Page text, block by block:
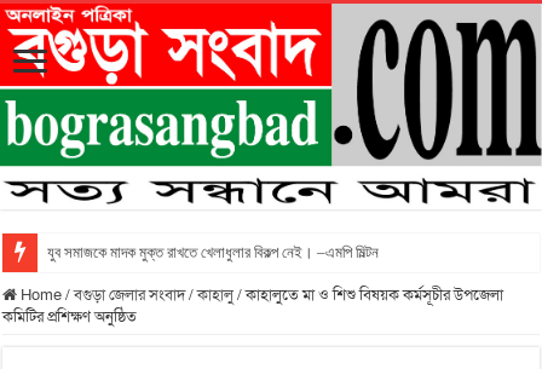
যুব সমাজকে মাদক মুক্ত রাখতে খেলাধুলার বিকল্প নেই। –এমপি মিল্টন
Home/বগুড়া জেলার সংবাদ/কাহালু/কাহালুতে মা ও শিশু বিষয়ক কর্মসূচীর উপজেলা
কমিটির প্রশিক্ষণ অনুষ্ঠিত